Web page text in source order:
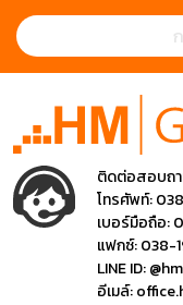
ติดต่อสอบถา
โทรศัพท์:
เบอร์มือถือ:
แฟกซ์:038-
LINE ID:
อีเมล์: